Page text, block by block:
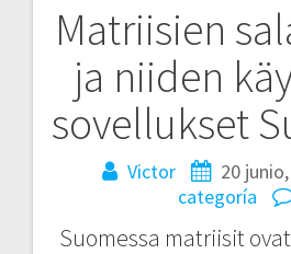
Matriisien
ja niiden
sovellukset
Victor 20
categoría
Suomessa matriisit
Navegación
de
entradas